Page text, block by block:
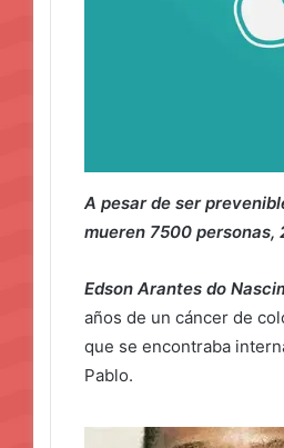
A pesar de ser
mueren 7500 personas,
Edson Arantes do
años de un cáncer de
que se encontraba
Pablo.